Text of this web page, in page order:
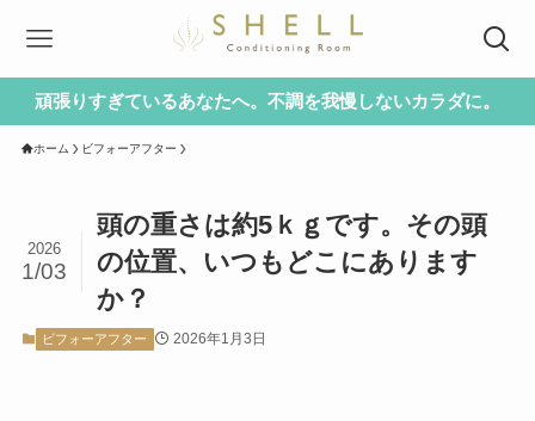
頑張りすぎているあなたへ。不調を我慢しないカラダに。
ホーム ビフォーアフター
頭の重さは約5ｋｇです。その頭
の位置、いつもどこにあります
か？
2026
1/03
ビフォーアフター 2026年1月3日